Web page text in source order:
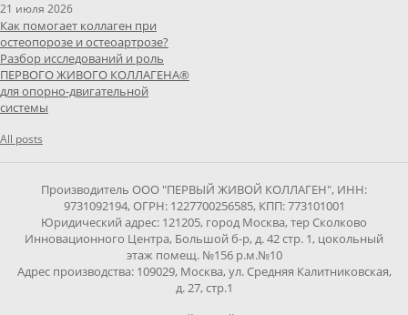
21 июля 2026
Как помогает коллаген при
остеопорозе и остеоартрозе?
Разбор исследований и роль
ПЕРВОГО ЖИВОГО КОЛЛАГЕНА®
для опорно-двигательной
системы
All posts
Производитель ООО "ПЕРВЫЙ ЖИВОЙ КОЛЛАГЕН", ИНН:
9731092194, ОГРН: 1227700256585, КПП: 773101001
Юридический адрес: 121205, город Москва, тер Сколково
Инновационного Центра, Большой б-р, д. 42 стр. 1, цокольный
этаж помещ. №156 р.м.№10
Адрес производства: 109029, Москва, ул. Средняя Калитниковская,
д. 27, стр.1